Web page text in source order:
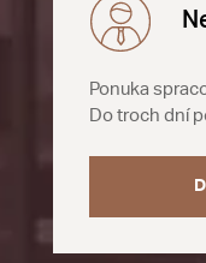
Ponuka
Do troch dní